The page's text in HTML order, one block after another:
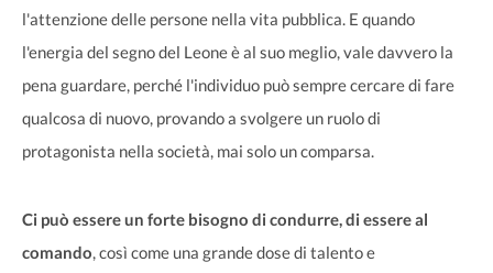
l'attenzione delle persone nella vita pubblica. E quando
l'energia del segno del Leone è al suo meglio, vale davvero la
pena guardare, perché l'individuo può sempre cercare di fare
qualcosa di nuovo, provando a svolgere un ruolo di
protagonista nella società, mai solo un comparsa.
Ci può essere un forte bisogno di condurre, di essere al
comando, così come una grande dose di talento e